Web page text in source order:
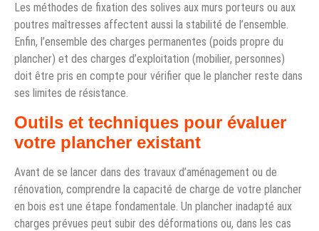
Les méthodes de fixation des solives aux murs porteurs ou aux
poutres maîtresses affectent aussi la stabilité de l’ensemble.
Enfin, l’ensemble des charges permanentes (poids propre du
plancher) et des charges d’exploitation (mobilier, personnes)
doit être pris en compte pour vérifier que le plancher reste dans
ses limites de résistance.
Outils et techniques pour évaluer
votre plancher existant
Avant de se lancer dans des travaux d’aménagement ou de
rénovation, comprendre la capacité de charge de votre plancher
en bois est une étape fondamentale. Un plancher inadapté aux
charges prévues peut subir des déformations ou, dans les cas